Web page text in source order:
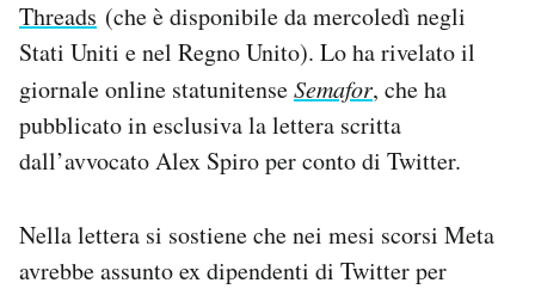
Area Personale
Newsletter
Hai bisogno di aiuto?
Threads (che è disponibile da mercoledì negli
Stati Uniti e nel Regno Unito). Lo ha rivelato il
giornale online statunitenseSemafor, che ha
pubblicato in esclusiva la lettera scritta
dall’avvocato Alex Spiro per conto di Twitter.
Nella lettera si sostiene che nei mesi scorsi Meta
avrebbe assunto ex dipendenti di Twitter per